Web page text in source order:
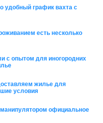
удобный график вахта с
есть несколько
с опытом для иногородних
жилье для
условия
манипулятором официальное